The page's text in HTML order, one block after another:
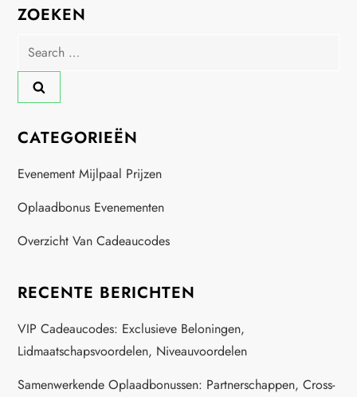
a
g
i
n
a
t
i
o
n
ZOEKEN
Search
for:
CATEGORIEËN
Evenement Mijlpaal Prijzen
Oplaadbonus Evenementen
Overzicht Van Cadeaucodes
RECENTE BERICHTEN
VIP Cadeaucodes: Exclusieve Beloningen,
Lidmaatschapsvoordelen, Niveauvoordelen
Samenwerkende Oplaadbonussen: Partnerschappen, Cross-